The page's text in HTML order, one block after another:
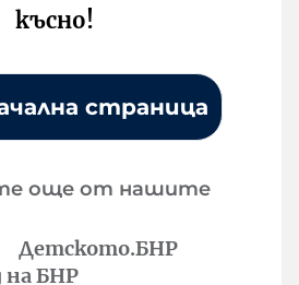
късно!
страница
още от нашите
Детското.БНР
на БНР